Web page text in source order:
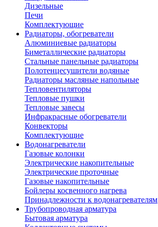
Дизельные
Печи
Комплектующие
Радиаторы, обогреватели
Алюминиевые радиаторы
Биметаллические радиаторы
Стальные панельные радиаторы
Полотенцесушители водяные
Радиаторы масляные напольные
Тепловентиляторы
Тепловые пушки
Тепловые завесы
Инфракрасные обогреватели
Конвекторы
Комплектующие
Водонагреватели
Газовые колонки
Электрические накопительные
Электрические проточные
Газовые накопительные
Бойлеры косвенного нагрева
Принадлежности к водонагревателям
Трубопроводная арматура
Бытовая арматура